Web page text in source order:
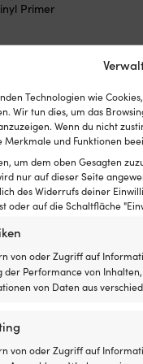
Technologien wie
Wir tun dies, um das
Wenn du nicht
Merkmale und Funktionen
um dem oben Gesagten
nur auf dieser Seite
des Widerrufs deiner
oder auf die Schaltfläche
von oder Zugriff auf
der Performance von
von Daten aus
von oder Zugriff auf
Primer
ganz einfach: Wir
– findest du den
Nachhinein an.